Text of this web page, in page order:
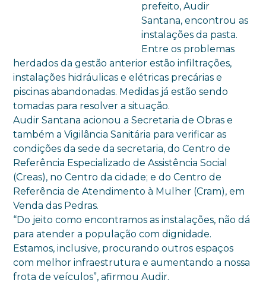
prefeito, Audir
Santana, encontrou as
instalações da pasta.
Entre os problemas
herdados da gestão anterior estão infiltrações,
instalações hidráulicas e elétricas precárias e
piscinas abandonadas. Medidas já estão sendo
tomadas para resolver a situação.
Audir Santana acionou a Secretaria de Obras e
também a Vigilância Sanitária para verificar as
condições da sede da secretaria, do Centro de
Referência Especializado de Assistência Social
(Creas), no Centro da cidade; e do Centro de
Referência de Atendimento à Mulher (Cram), em
Venda das Pedras.
“Do jeito como encontramos as instalações, não dá
para atender a população com dignidade.
Estamos, inclusive, procurando outros espaços
com melhor infraestrutura e aumentando a nossa
frota de veículos”, afirmou Audir.